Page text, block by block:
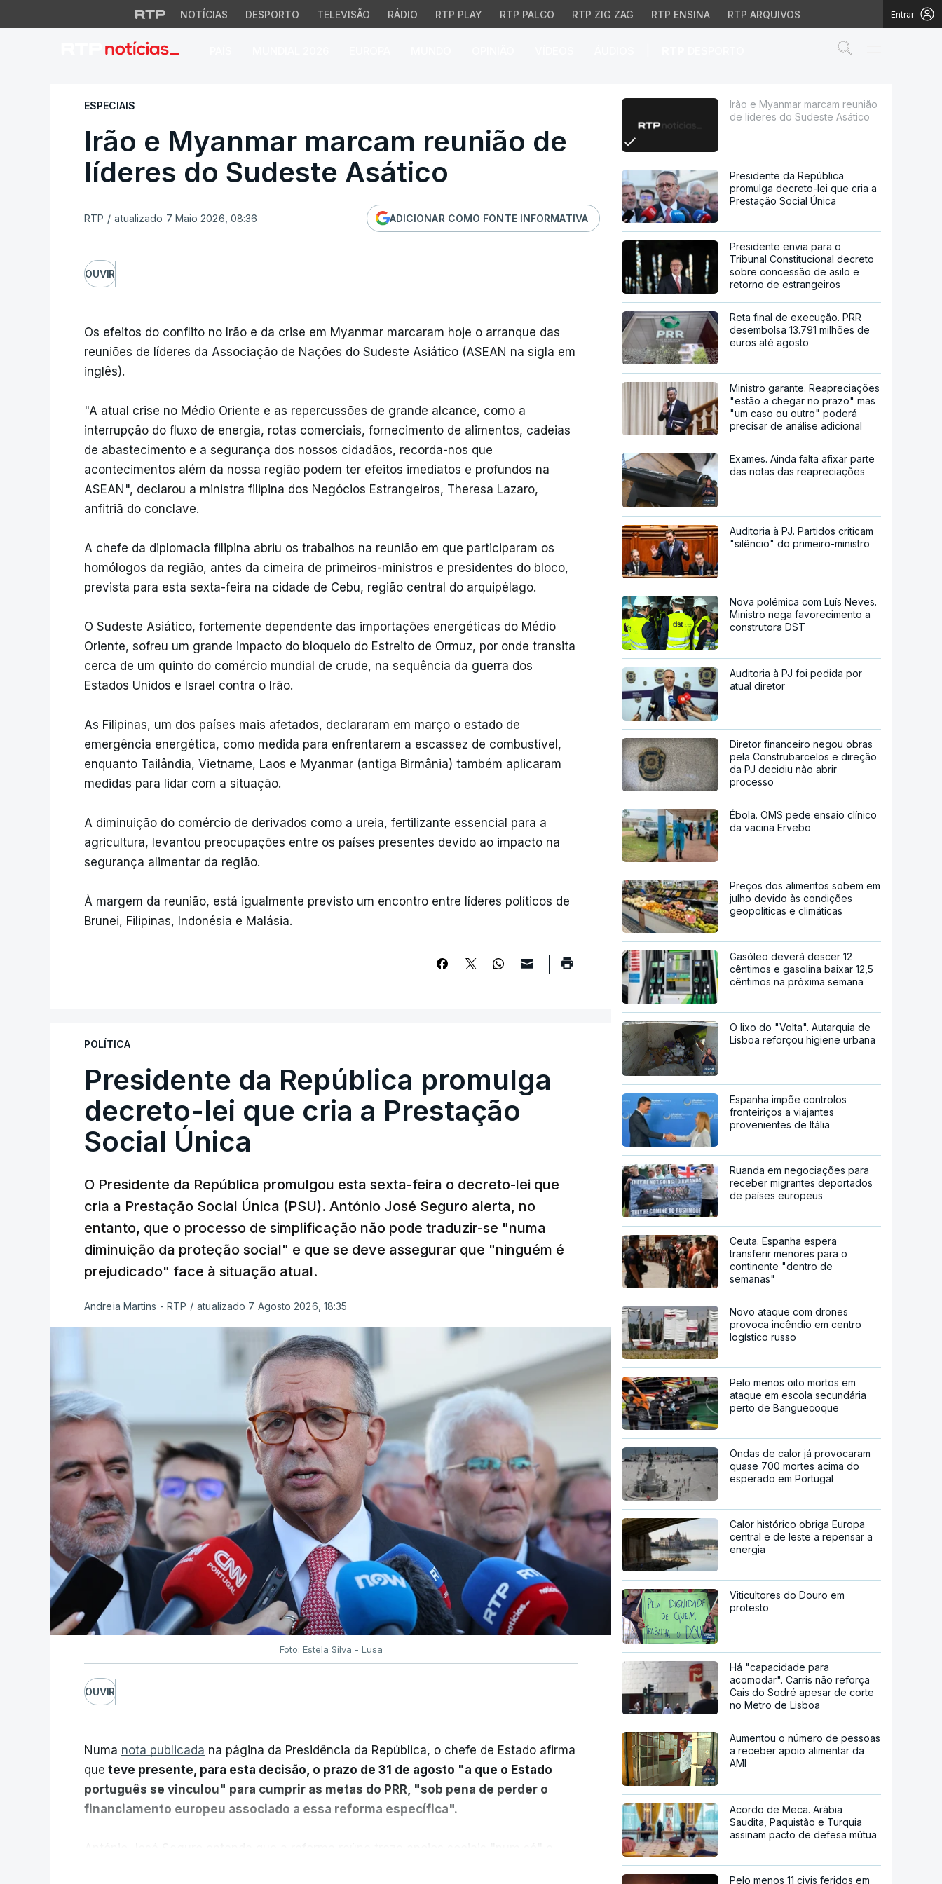
NOTÍCIAS DESPORTO TELEVISÃO RÁDIO RTP PLAY RTP PALCO RTP ZIG ZAG RTP ENSINA RTP ARQUIVOS Entrar
Irão e Myanmar marcam reunião de líderes do Sudeste Asático
ESPECIAIS
Irão e Myanmar marcam reunião de
líderes do Sudeste Asático
RTP / atualizado 7 Maio 2026, 08:36 ADICIONAR COMO FONTE INFORMATIVA
OUVIR
Os efeitos do conflito no Irão e da crise em Myanmar marcaram hoje o arranque das
reuniões de líderes da Associação de Nações do Sudeste Asiático (ASEAN na sigla em
inglês).
"A atual crise no Médio Oriente e as repercussões de grande alcance, como a
interrupção do fluxo de energia, rotas comerciais, fornecimento de alimentos, cadeias
de abastecimento e a segurança dos nossos cidadãos, recorda-nos que
acontecimentos além da nossa região podem ter efeitos imediatos e profundos na
ASEAN", declarou a ministra filipina dos Negócios Estrangeiros, Theresa Lazaro,
anfitriã do conclave.
A chefe da diplomacia filipina abriu os trabalhos na reunião em que participaram os
homólogos da região, antes da cimeira de primeiros-ministros e presidentes do bloco,
prevista para esta sexta-feira na cidade de Cebu, região central do arquipélago.
O Sudeste Asiático, fortemente dependente das importações energéticas do Médio
Oriente, sofreu um grande impacto do bloqueio do Estreito de Ormuz, por onde transita
cerca de um quinto do comércio mundial de crude, na sequência da guerra dos
Estados Unidos e Israel contra o Irão.
As Filipinas, um dos países mais afetados, declararam em março o estado de
emergência energética, como medida para enfrentarem a escassez de combustível,
enquanto Tailândia, Vietname, Laos e Myanmar (antiga Birmânia) também aplicaram
medidas para lidar com a situação.
A diminuição do comércio de derivados como a ureia, fertilizante essencial para a
agricultura, levantou preocupações entre os países presentes devido ao impacto na
segurança alimentar da região.
À margem da reunião, está igualmente previsto um encontro entre líderes políticos de
Brunei, Filipinas, Indonésia e Malásia.
POLÍTICA
Presidente da República promulga
decreto-lei que cria a Prestação
Social Única
O Presidente da República promulgou esta sexta-feira o decreto-lei que
cria a Prestação Social Única (PSU). António José Seguro alerta, no
entanto, que o processo de simplificação não pode traduzir-se "numa
diminuição da proteção social" e que se deve assegurar que "ninguém é
prejudicado" face à situação atual.
Andreia Martins - RTP / atualizado 7 Agosto 2026, 18:35
Foto: Estela Silva - Lusa
OUVIR
Numa nota publicada na página da Presidência da República, o chefe de Estado afirma
que teve presente, para esta decisão, o prazo de 31 de agosto "a que o Estado
português se vinculou" para cumprir as metas do PRR, "sob pena de perder o
financiamento europeu associado a essa reforma específica".
Irão e Myanmar marcam reunião
de líderes do Sudeste Asático
Presidente da República
promulga decreto-lei que cria a
Prestação Social Única
Presidente envia para o
Tribunal Constitucional decreto
sobre concessão de asilo e
retorno de estrangeiros
Reta final de execução. PRR
desembolsa 13.791 milhões de
euros até agosto
Ministro garante. Reapreciações
"estão a chegar no prazo" mas
"um caso ou outro" poderá
precisar de análise adicional
Exames. Ainda falta afixar parte
das notas das reapreciações
Auditoria à PJ. Partidos criticam
"silêncio" do primeiro-ministro
Nova polémica com Luís Neves.
Ministro nega favorecimento a
construtora DST
Auditoria à PJ foi pedida por
atual diretor
Diretor financeiro negou obras
pela Construbarcelos e direção
da PJ decidiu não abrir
processo
Ébola. OMS pede ensaio clínico
da vacina Ervebo
Preços dos alimentos sobem em
julho devido às condições
geopolíticas e climáticas
Gasóleo deverá descer 12
cêntimos e gasolina baixar 12,5
cêntimos na próxima semana
O lixo do "Volta". Autarquia de
Lisboa reforçou higiene urbana
Espanha impõe controlos
fronteiriços a viajantes
provenientes de Itália
Ruanda em negociações para
receber migrantes deportados
de países europeus
Ceuta. Espanha espera
transferir menores para o
continente "dentro de
semanas"
Novo ataque com drones
provoca incêndio em centro
logístico russo
Pelo menos oito mortos em
ataque em escola secundária
perto de Banguecoque
Ondas de calor já provocaram
quase 700 mortes acima do
esperado em Portugal
Calor histórico obriga Europa
central e de leste a repensar a
energia
Viticultores do Douro em
protesto
Há "capacidade para
acomodar". Carris não reforça
Cais do Sodré apesar de corte
no Metro de Lisboa
Aumentou o número de pessoas
a receber apoio alimentar da
AMI
Acordo de Meca. Arábia
Saudita, Paquistão e Turquia
assinam pacto de defesa mútua
Pelo menos 11 civis feridos em